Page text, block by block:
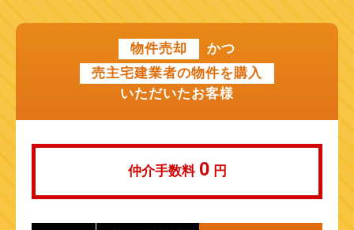
近鉄けいはんな線
山陽新幹線
物件売却
かつ
売主宅建業者の物件を購入
いただいたお客様
仲介手数料 0 円